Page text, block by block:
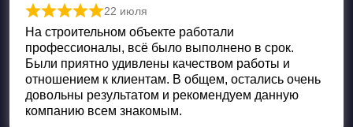
Оценка
22 июля
На строительном объекте работали
профессионалы, всё было выполнено в срок.
Были приятно удивлены качеством работы и
отношением к клиентам. В общем, остались очень
довольны результатом и рекомендуем данную
компанию всем знакомым.